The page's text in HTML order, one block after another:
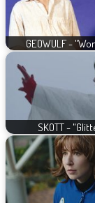
GEOWULF -
SKOTT -